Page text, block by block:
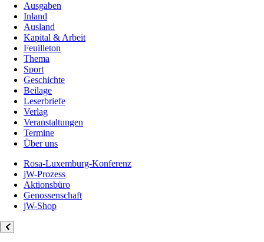
Ausgaben
Inland
Ausland
Kapital & Arbeit
Feuilleton
Thema
Sport
Geschichte
Beilage
Leserbriefe
Verlag
Veranstaltungen
Termine
Über uns
Rosa-Luxemburg-Konferenz
jW-Prozess
Aktionsbüro
Genossenschaft
jW-Shop